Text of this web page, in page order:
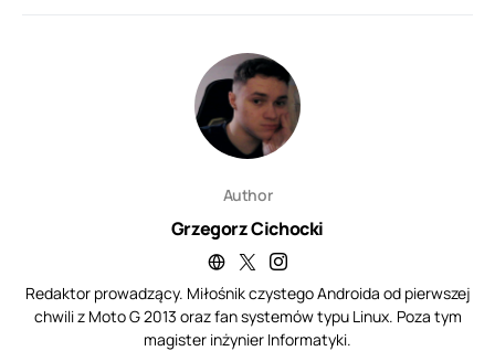
Author
Grzegorz Cichocki
Redaktor prowadzący. Miłośnik czystego Androida od pierwszej
chwili z Moto G 2013 oraz fan systemów typu Linux. Poza tym
magister inżynier Informatyki.